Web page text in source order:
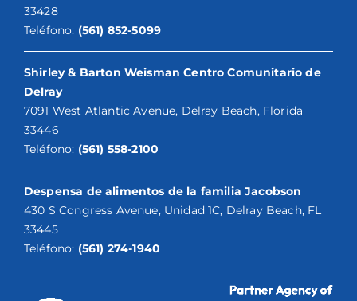
33428
Teléfono: (561) 852-5099
Shirley & Barton Weisman Centro Comunitario de
Delray
7091 West Atlantic Avenue, Delray Beach, Florida
33446
Teléfono: (561) 558-2100
Despensa de alimentos de la familia Jacobson
430 S Congress Avenue, Unidad 1C, Delray Beach, FL
33445
Teléfono: (561) 274-1940